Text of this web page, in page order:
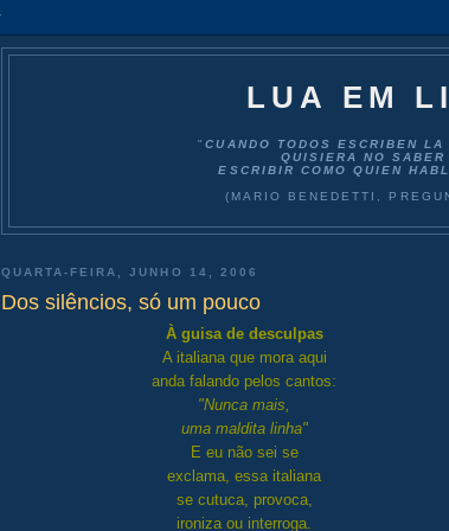
LUA EM
"CUANDO TODOS ESCRIBEN
QUISIERA NO SABER
ESCRIBIR COMO QUIEN
(MARIO BENEDETTI,
QUARTA-FEIRA, JUNHO 14, 2006
Dos silêncios, só um pouco
À guisa de desculpas
A italiana que mora aqui
anda falando pelos cantos:
"Nunca mais,
uma maldita linha"
E eu não sei se
exclama, essa italiana
se cutuca, provoca,
ironiza ou interroga.